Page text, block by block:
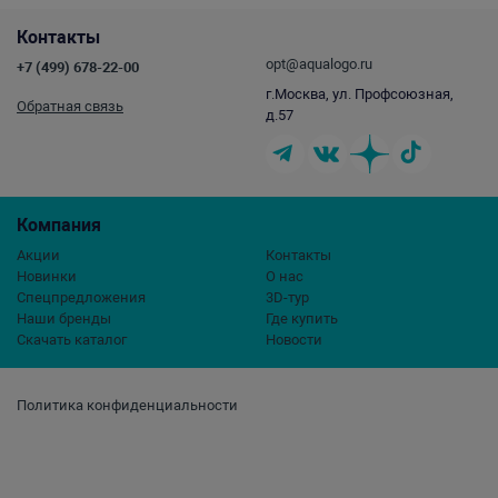
Политика конфиденциальности
Компания
Акции
Новинки
Спецпредложения
Наши бренды
Скачать каталог
Контакты
О нас
3D-тур
Где купить
Новости
Контакты
+7 (499) 678-22-00
Обратная связь
opt@aqualogo.ru
г.Москва, ул. Профсоюзная,
д.57